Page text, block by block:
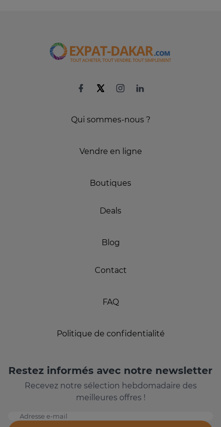
Qui sommes-nous ?
Vendre en ligne
Boutiques
Deals
Blog
Contact
FAQ
Politique de confidentialité
Restez informés avec notre newsletter
Recevez notre sélection hebdomadaire des
meilleures offres !
Adresse e-mail